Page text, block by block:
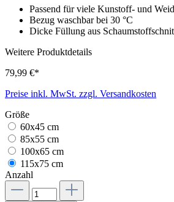
Passend für viele Kunstoff- und
Bezug waschbar bei 30 °C
Dicke Füllung aus
Weitere Produktdetails
79,99 €*
Preise inkl. MwSt. zzgl. Versandkosten
Größe
60x45 cm
85x55 cm
100x65 cm
115x75 cm
Anzahl